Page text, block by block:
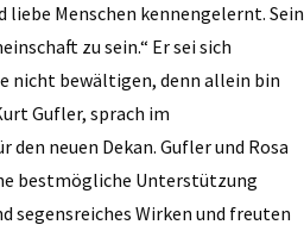
liebe Menschen kennengelernt. Sein
zu sein.“ Er sei sich
nicht bewältigen, denn allein bin
Gufler, sprach im
neuen Dekan. Gufler und Rosa
bestmögliche Unterstützung
segensreiches Wirken und freuten